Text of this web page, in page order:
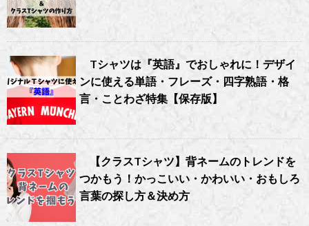
Tシャツは『英語』でおしゃれに！デザイ
ンに使える単語・フレーズ・四字熟語・格
言・ことわざ特集【保存版】
【クラスTシャツ】背ネームのトレンドを
つかもう！かっこいい・かわいい・おもしろ
言葉の探し方＆決め方